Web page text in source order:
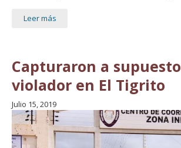
Leer más
Capturaron a supuesto
violador en El Tigrito
Julio 15, 2019